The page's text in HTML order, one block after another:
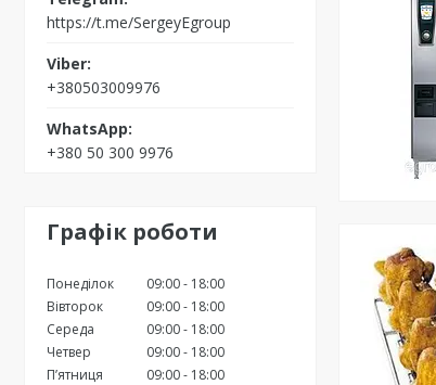
https://t.me/SergeyEgroup
+380503009976
+380 50 300 9976
Графік роботи
Понеділок 09:00
18:00
Вівторок
09:00
18:00
Середа
09:00
18:00
Четвер
09:00
18:00
Пʼятниця
09:00
18:00